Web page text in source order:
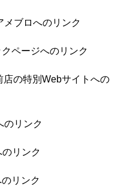
メブロへのリンク
ページへのリンク
の特別Webサイトへの
のリンク
リンク
リンク